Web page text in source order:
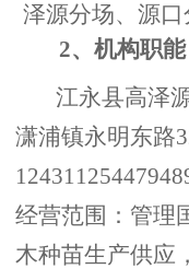
泽源分场、源口
2、机构职能
江永县高泽
潇浦镇永明东路
经营范围：管理
木种苗生产供应